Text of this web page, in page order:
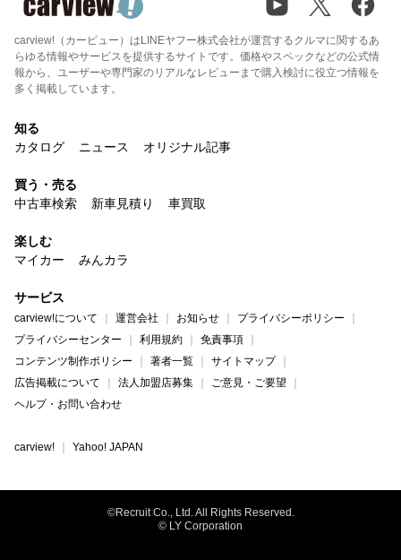
carview!（カービュー）はLINEヤフー株式会社が運営するクルマに関するあ
らゆる情報やサービスを提供するサイトです。価格やスペックなどの公式情
報から、ユーザーや専門家のリアルなレビューまで購入検討に役立つ情報を
多く掲載しています。
知る
カタログ
ニュース オリジナル記事
買う・売る
中古車検索
新車見積り 車買取
楽しむ
マイカー
みんカラ
サービス
carview!について 運営会社 お知らせ
プライバシーポリシー
プライバシーセンター
利用規約
免責事項
コンテンツ制作ポリシー
著者一覧
サイトマップ
広告掲載について
法人加盟店募集
ご意見・ご要望
ヘルプ・お問い合わせ
carview! Yahoo! JAPAN
©Recruit Co., Ltd. All Rights Reserved.
© LY Corporation